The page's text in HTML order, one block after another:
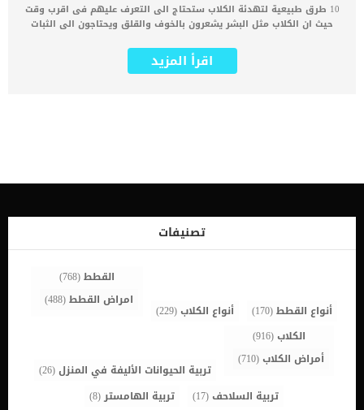
10 طرق طبيعية لتهدئة الكلاب ستحتاج الى التعرف عليهم فى اقرب وقت
حيث ان الكلاب مثل البشر يشعرون بالخوف والقلق ويحتاجون الى الثبات
المشاعر مسببا لمشاكل سلوكية وصحية للكلب. فى البداية دعنا نسأل..
لماذا تشعر الكلاب بالقلق ؟ يمكن ان ينبع القلق من مجموعة متنوعة من
التوتر. _قم بتشغيل الموسيقى او الضوضاء البيضاء عندما تعاني الكلاب
كما ان الموسيقى تهدأ من قلق الكلب ويمكن أن يقلل بشكل طبيعي من
مستويات التوتر والقلق. اقرأ ايضا: مشاكل سلوك الأم عند الكلاب ايضا
يساعد العلاج بالموسيقى في تقليل النباح عن طريق تشتيت انتباه الكلب
اقرأ المزيد
تصنيفات
أنواع القطط(170) أنواع الكلاب(229)
القطط(768)
امراض القطط(488)
الكلاب(916)
أمراض الكلاب(710)
تربية الحيوانات الأليفة في المنزل(26)
تربية السلاحف(17) تربية الهامستر(8)